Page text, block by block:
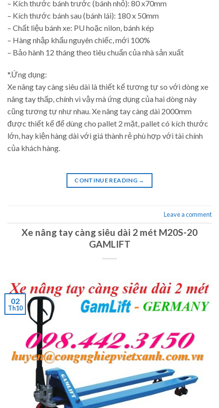
– Kích thước bánh trước (bánh nhỏ): 80 x70mm
– Kích thước bánh sau (bánh lái): 180 x 50mm
– Chất liệu bánh xe: PU hoặc nilon, bánh kép
– Hàng nhập khẩu nguyên chiếc, mới 100%
– Bảo hành 12 tháng theo tiêu chuẩn của nhà sản xuất
*.Ứng dụng:
Xe nâng tay càng siêu dài là thiết kế tương tự so với dòng xe
nâng tay thấp, chính vì vậy mà ứng dụng của hai dòng này
cũng tương tự như nhau. Xe nâng tay càng dài 2000mm
được thiết kế để dùng cho pallet 2 mặt, pallet có kích thước
lớn, hay kiện hàng dài với giá thành rẻ phù hợp với tài chính
của khách hàng.
CONTINUE READING →
Leave a comment
Xe nâng tay càng siêu dài 2 mét M20S-20
GAMLIFT
02
Th10